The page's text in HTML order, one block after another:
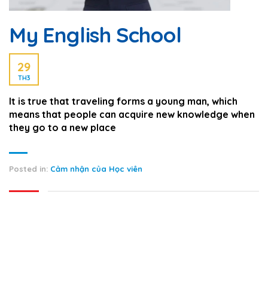
My English School
29
TH3
It is true that traveling forms a young man, which
means that people can acquire new knowledge when
they go to a new place
Posted in: Cảm nhận của Học viên